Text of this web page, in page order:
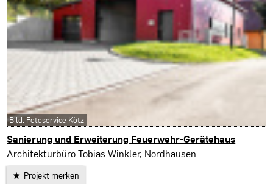
Sanierung und Erweiterung Feuerwehr-Gerätehaus
Nordhausen
Architekturbüro Tobias Winkler, Nordhausen
Projekt merken
Bild: Fotoservice Kötz